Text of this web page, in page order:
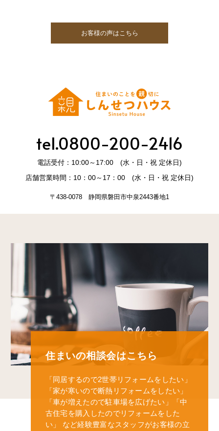
お客様の声はこちら
tel.0800-200-2416
電話受付：10:00～17:00 (水・日・祝 定休日)
店舗営業時間：10：00～17：00 (水・日・祝 定休日)
〒438-0078 静岡県磐田市中泉2443番地1
住まいの相談会はこちら
「同居するので2世帯リフォームをしたい」
「家が寒いので断熱リフォームをしたい」
「車が増えたので駐車場を広げたい」
「中
古住宅を購入したのでリフォームをした
い」
など経験豊富なスタッフがお客様の立